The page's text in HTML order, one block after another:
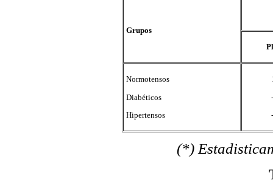
Grupos
Normotensos
Diabéticos
Hipertensos
(*) Estadisticamente